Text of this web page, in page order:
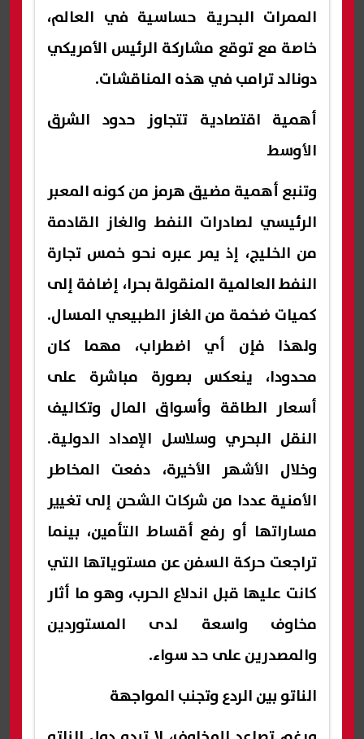
الممرات البحرية حساسية في العالم،
خاصة مع توقع مشاركة الرئيس الأمريكي
دونالد ترامب في هذه المناقشات.
أهمية اقتصادية تتجاوز حدود الشرق
الأوسط
وتنبع أهمية مضيق هرمز من كونه المعبر
الرئيسي لصادرات النفط والغاز القادمة
من الخليج، إذ يمر عبره نحو خمس تجارة
النفط العالمية المنقولة بحرا، إضافة إلى
كميات ضخمة من الغاز الطبيعي المسال.
ولهذا فإن أي اضطراب، مهما كان
محدودا، ينعكس بصورة مباشرة على
أسعار الطاقة وأسواق المال وتكاليف
النقل البحري وسلاسل الإمداد الدولية.
وخلال الأشهر الأخيرة، دفعت المخاطر
الأمنية عددا من شركات الشحن إلى تغيير
مساراتها أو رفع أقساط التأمين، بينما
تراجعت حركة السفن عن مستوياتها التي
كانت عليها قبل اندلاع الحرب، وهو ما أثار
مخاوف واسعة لدى المستوردين
والمصدرين على حد سواء.
الناتو بين الردع وتجنب المواجهة